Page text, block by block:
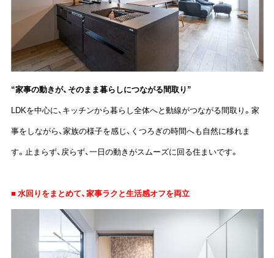
“家事の動きが、そのまま暮らしにつながる間取り”
LDKを中心に、キッチンから暮らし全体へと動線がつながる間取り。家
事をしながら、家族の様子を感じ、くつろぎの時間へも自然に移れま
す。止まらず、戻らず、一日の動きがスムーズに回る住まいです。
■ 水回りをまとめて、家事ラクと生活感オフを両立